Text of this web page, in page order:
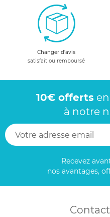
Changer d'avis
satisfait ou remboursé
10€ offerts
à notre
Recevez
nos avantages,